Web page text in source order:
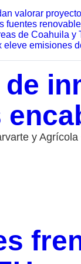
valorar
fuentes
de Coahuila y
eleve emisiones
y